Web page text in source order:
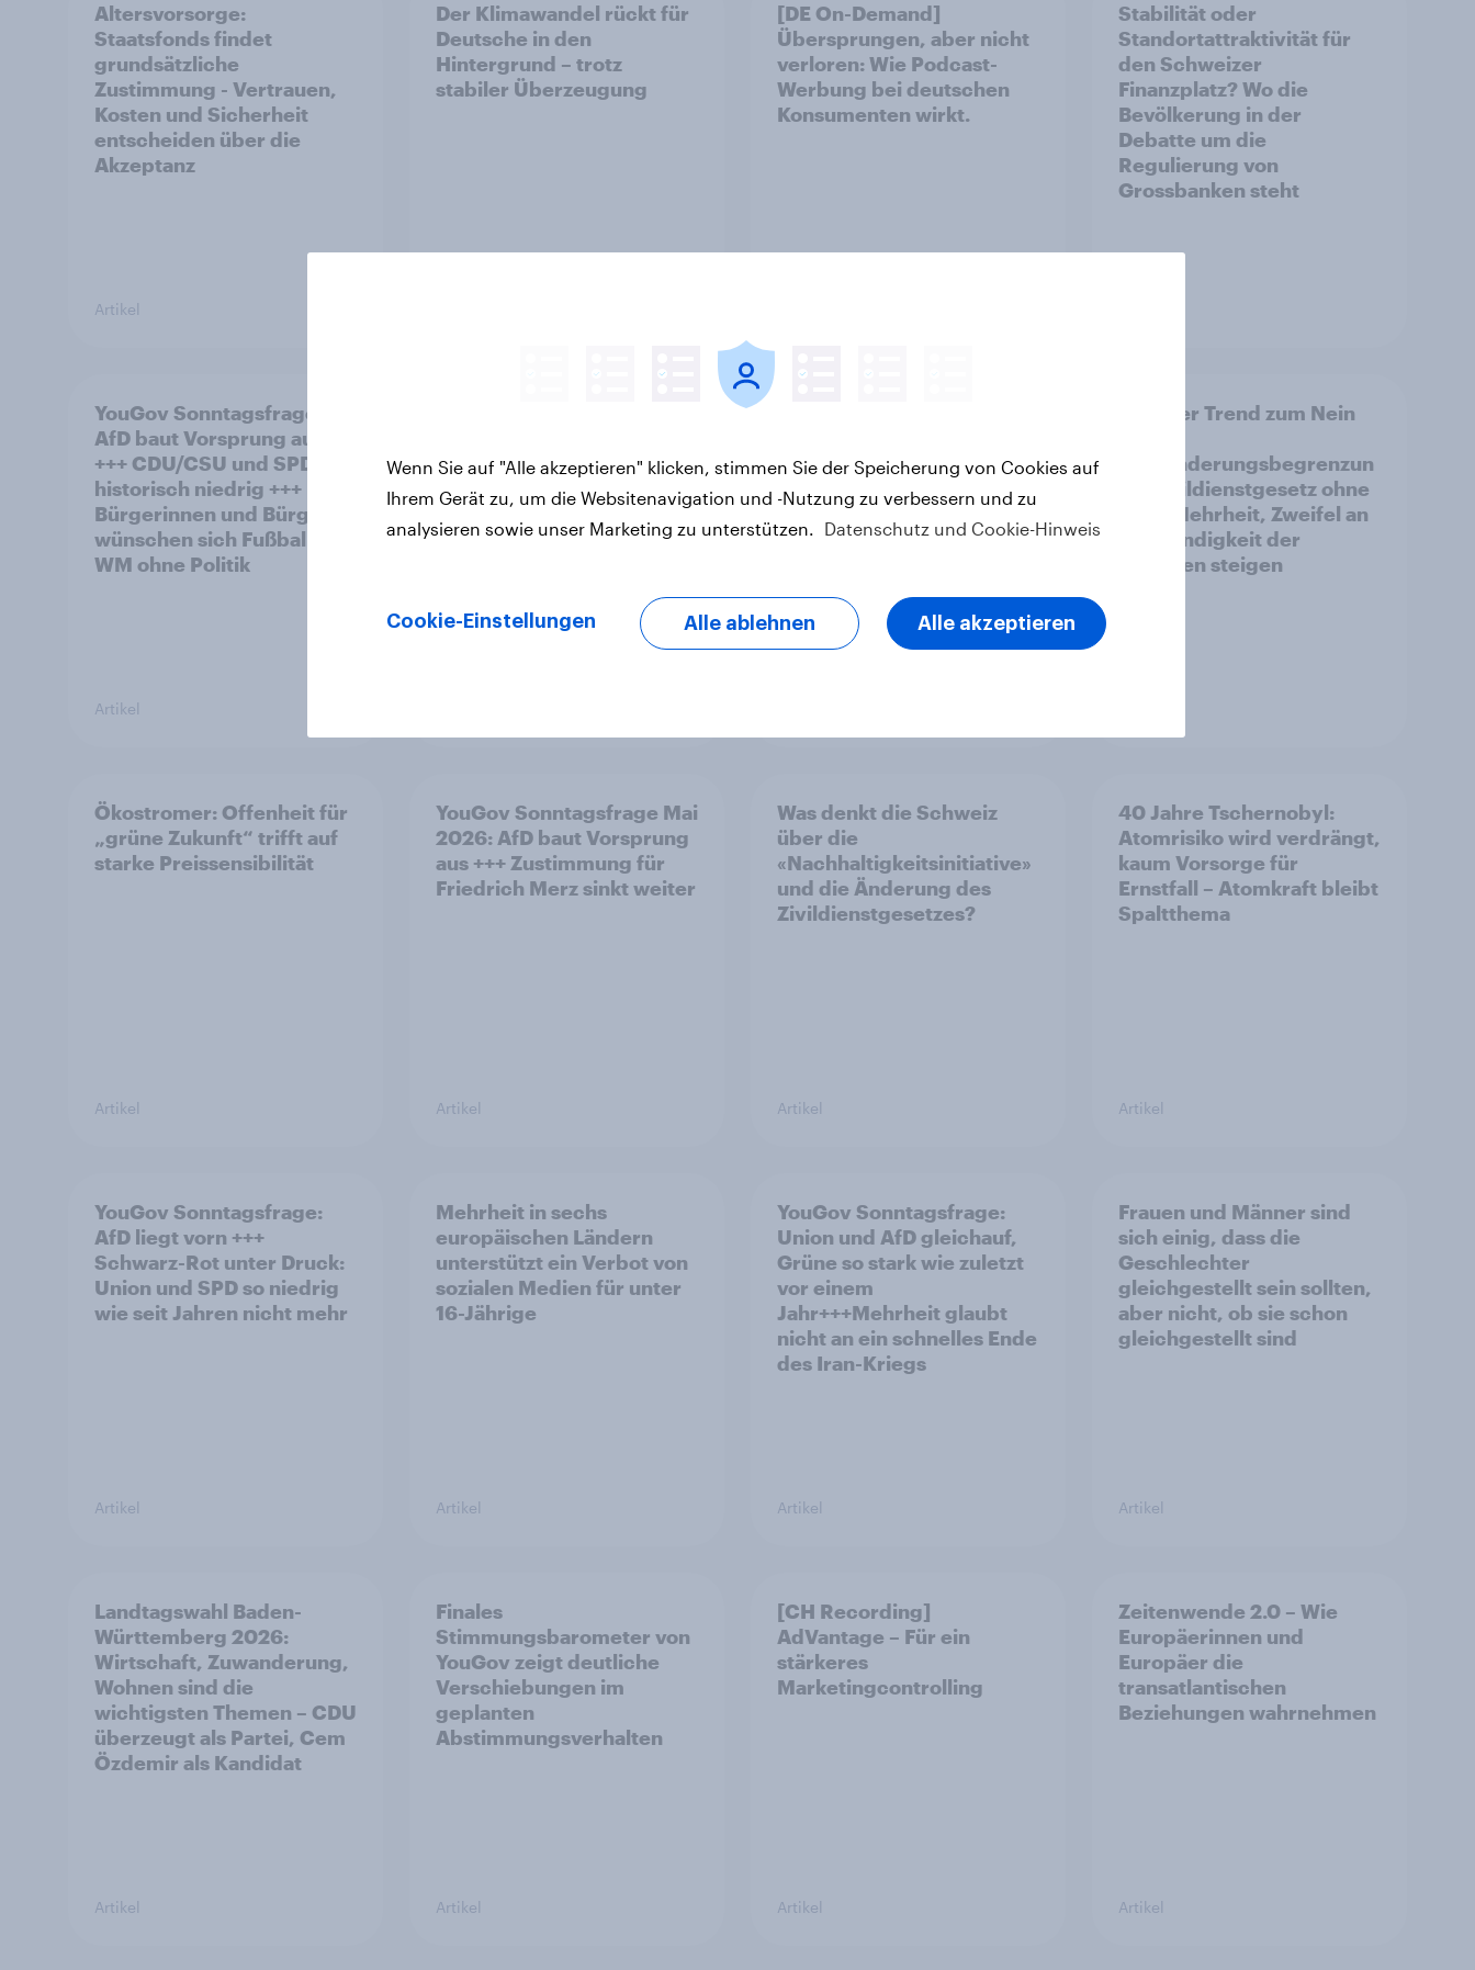
Altersvorsorge:
Staatsfonds findet
grundsätzliche
Zustimmung - Vertrauen,
Kosten und Sicherheit
entscheiden über die
Akzeptanz
Artikel
Der Klimawandel rückt für
Deutsche in den
Hintergrund – trotz
stabiler Überzeugung
[DE On-Demand]
Übersprungen, aber nicht
verloren: Wie Podcast-
Werbung bei deutschen
Konsumenten wirkt.
Stabilität oder
Standortattraktivität für
den Schweizer
Finanzplatz? Wo die
Bevölkerung in der
Debatte um die
Regulierung von
Grossbanken steht
YouGov Sonntagsfrage:
AfD baut Vorsprung aus
+++ CDU/CSU und SPD
historisch niedrig +++
Bürgerinnen und Bürger
wünschen sich Fußball-
WM ohne Politik
Artikel
Ablehnung der
Bevölkerungsobergrenze
verstetigt sich, Chancen
für Annahme des
Leichter Trend zum Nein
Einwanderungsbegrenzun
g – Zivildienstgesetz ohne
klare Mehrheit, Zweifel an
Notwendigkeit der
Vorlagen steigen
Ökostromer: Offenheit für
„grüne Zukunft“ trifft auf
starke Preissensibilität
Artikel
YouGov Sonntagsfrage Mai
2026: AfD baut Vorsprung
aus +++ Zustimmung für
Friedrich Merz sinkt weiter
Artikel
Was denkt die Schweiz
über die
«Nachhaltigkeitsinitiative»
und die Änderung des
Zivildienstgesetzes?
Artikel
40 Jahre Tschernobyl:
Atomrisiko wird verdrängt,
kaum Vorsorge für
Ernstfall – Atomkraft bleibt
Spaltthema
Artikel
YouGov Sonntagsfrage:
AfD liegt vorn +++
Schwarz-Rot unter Druck:
Union und SPD so niedrig
wie seit Jahren nicht mehr
Artikel
Mehrheit in sechs
europäischen Ländern
unterstützt ein Verbot von
sozialen Medien für unter
16-Jährige
Artikel
YouGov Sonntagsfrage:
Union und AfD gleichauf,
Grüne so stark wie zuletzt
vor einem
Jahr+++Mehrheit glaubt
nicht an ein schnelles Ende
des Iran-Kriegs
Artikel
Frauen und Männer sind
sich einig, dass die
Geschlechter
gleichgestellt sein sollten,
aber nicht, ob sie schon
gleichgestellt sind
Artikel
Landtagswahl Baden-
Württemberg 2026:
Wirtschaft, Zuwanderung,
Wohnen sind die
wichtigsten Themen – CDU
überzeugt als Partei, Cem
Özdemir als Kandidat
Artikel
Finales
Stimmungsbarometer von
YouGov zeigt deutliche
Verschiebungen im
geplanten
Abstimmungsverhalten
Artikel
[CH Recording]
AdVantage – Für ein
stärkeres
Marketingcontrolling
Artikel
Zeitenwende 2.0 – Wie
Europäerinnen und
Europäer die
transatlantischen
Beziehungen wahrnehmen
Artikel
Wenn Sie auf "Alle akzeptieren" klicken, stimmen Sie der Speicherung von Cookies auf
Ihrem Gerät zu, um die Websitenavigation und -Nutzung zu verbessern und zu
analysieren sowie unser Marketing zu unterstützen. Datenschutz und Cookie-Hinweis
Cookie-Einstellungen Alle ablehnen Alle akzeptieren